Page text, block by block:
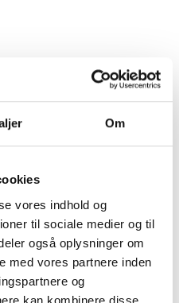
Om
vores indhold og
til sociale medier og til
også oplysninger om
med vores partnere inden
og
kan kombinere disse